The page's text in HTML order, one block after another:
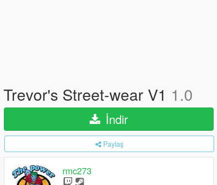
Trevor's Street-wear V1 1.0
İndir
Paylaş
rmc273